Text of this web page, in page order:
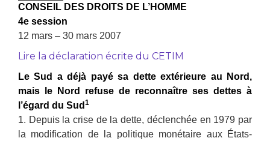
CONSEIL DES DROITS DE L’HOMME
4e session
12 mars – 30 mars 2007
Lire la déclaration écrite du CETIM
Le Sud a déjà payé sa dette extérieure au Nord,
mais le Nord refuse de reconnaître ses dettes à
l’égard du Sud 1
1. Depuis la crise de la dette, déclenchée en 1979 par
la modification de la politique monétaire aux États-